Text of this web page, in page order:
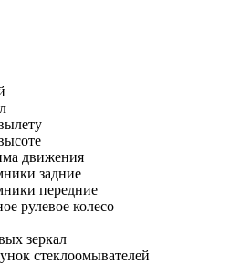
движения
задние
передние
рулевое колесо
зеркал
стеклоомывателей